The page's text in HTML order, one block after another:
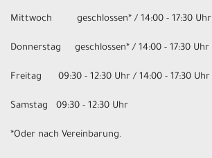
Mittwoch geschlossen* / 14:00 - 17:30 Uhr
Donnerstag geschlossen* / 14:00 - 17:30 Uhr
Freitag 09:30 - 12:30 Uhr / 14:00 - 17:30 Uhr
Samstag 09:30 - 12:30 Uhr
*Oder nach Vereinbarung.